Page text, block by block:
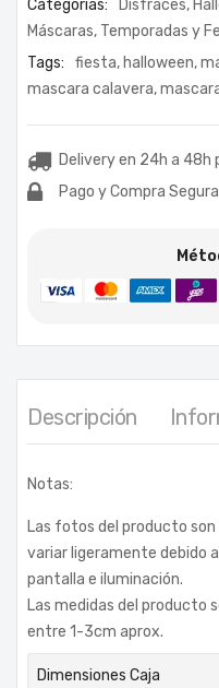
Categorías: Disfraces,
Máscaras, Temporadas y
Tags:
fiesta, halloween,
mascara calavera,
Delivery en 24h a 48h
Pago y Compra Segura
Descripción
Notas:
Las fotos del producto
variar ligeramente debido
pantalla e iluminación.
Las medidas del producto
entre 1-3cm aprox.
Dimensiones Caja